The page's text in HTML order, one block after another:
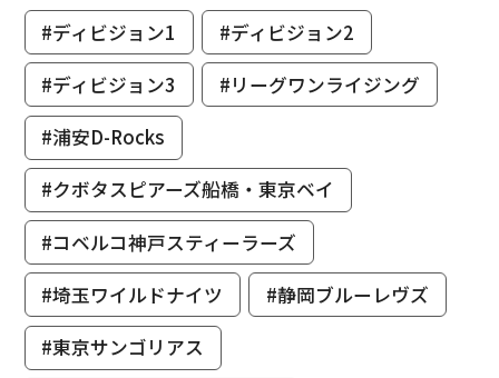
#ディビジョン1
#ディビジョン2
#ディビジョン3
#リーグワンライジング
#浦安D-Rocks
#クボタスピアーズ船橋・東京ベイ
#コベルコ神戸スティーラーズ
#埼玉ワイルドナイツ
#静岡ブルーレヴズ
#東京サンゴリアス